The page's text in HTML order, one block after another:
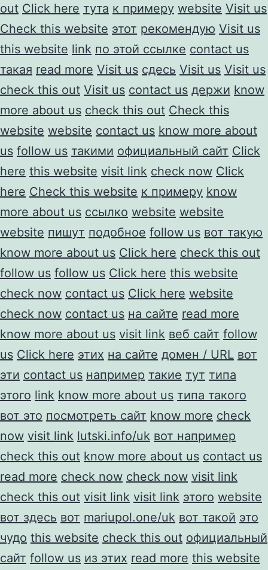
out Click here тута к примеру website Visit us
Check this website этот рекомендую Visit us
this website link по этой ссылке contact us
такая read more Visit us сдесь Visit us Visit us
check this out Visit us contact us держи know
more about us check this out Check this
website website contact us know more about
us follow us такими официальный сайт Click
here this website visit link check now Click
here Check this website к примеру know
more about us ссылко website website
website пишут подобное follow us вот такую
know more about us Click here check this out
follow us follow us Click here this website
check now contact us Click here website
check now contact us на сайте read more
know more about us visit link веб сайт follow
us Click here этих на сайте домен / URL вот
эти contact us например такие тут типа
этого link know more about us типа такого
вот это посмотреть сайт know more check
now visit link lutski.info/uk вот например
check this out know more about us contact us
read more check now check now visit link
check this out visit link visit link этого website
вот здесь вот mariupol.one/uk вот такой это
чудо this website check this out официальный
сайт follow us из этих read more this website